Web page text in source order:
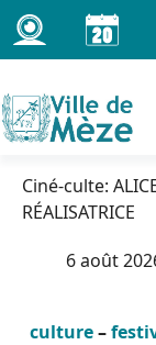
Passer
au
contenu
Ciné-culte:
RÉALISATRICE
6 août
culture–